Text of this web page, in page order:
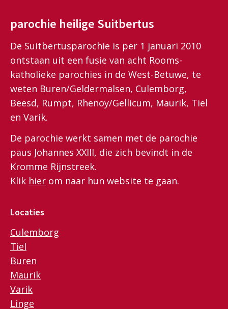
parochie heilige Suitbertus
De Suitbertusparochie is per 1 januari 2010
ontstaan uit een fusie van acht Rooms-
katholieke parochies in de West-Betuwe, te
weten Buren/Geldermalsen, Culemborg,
Beesd, Rumpt, Rhenoy/Gellicum, Maurik, Tiel
en Varik.
De parochie werkt samen met de parochie
paus Johannes XXIII, die zich bevindt in de
Kromme Rijnstreek.
Klik hier om naar hun website te gaan.
Locaties
Culemborg
Tiel
Buren
Maurik
Varik
Linge